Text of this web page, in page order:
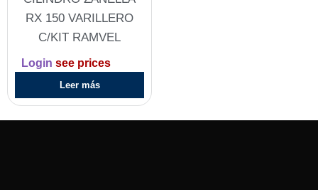
RX 150 VARILLERO
C/KIT RAMVEL
Login see prices
Leer más